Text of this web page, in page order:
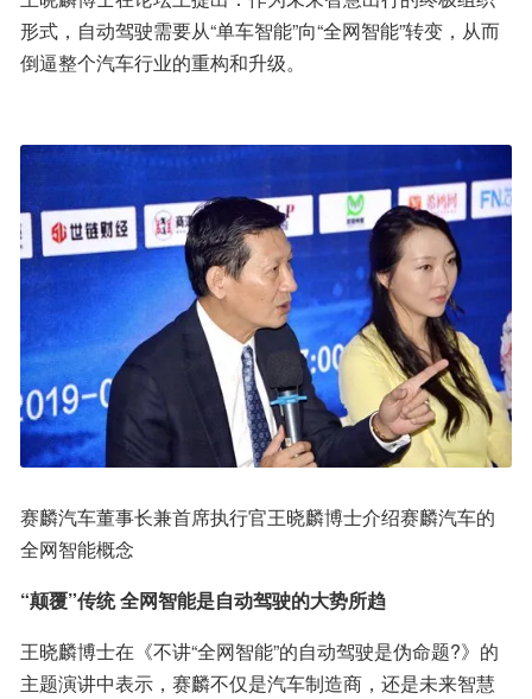
形式，自动驾驶需要从“单车智能”向“全网智能”转变，从而
倒逼整个汽车行业的重构和升级。
赛麟汽车董事长兼首席执行官王晓麟博士介绍赛麟汽车的
全网智能概念
“颠覆”传统 全网智能是自动驾驶的大势所趋
王晓麟博士在《不讲“全网智能”的自动驾驶是伪命题?》的
主题演讲中表示，赛麟不仅是汽车制造商，还是未来智慧